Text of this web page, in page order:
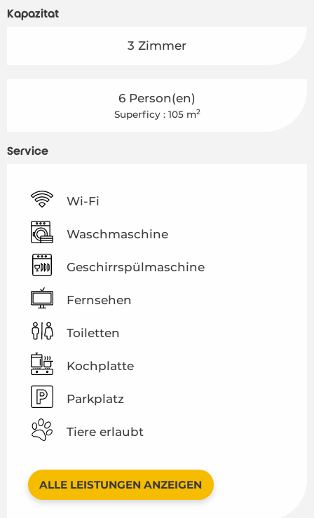
Kapazität
3 Zimmer
6 Person(en)
Superficy : 105 m2
Service
Wi-Fi
Waschmaschine
Geschirrspülmaschine
Fernsehen
Toiletten
Kochplatte
Parkplatz
Tiere erlaubt
ALLE LEISTUNGEN ANZEIGEN